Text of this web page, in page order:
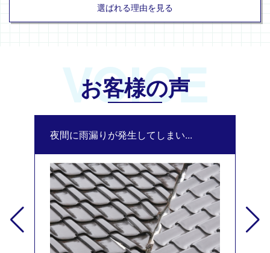
選ばれる理由を見る
VOICE
お客様の声
夜間に雨漏りが発生してしまい...